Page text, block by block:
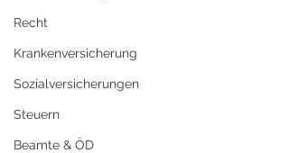
Recht
Krankenversicherung
Sozialversicherungen
Steuern
Beamte & ÖD